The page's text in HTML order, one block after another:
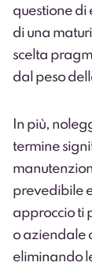
questione di
di una
scelta
dal peso
In più,
termine
prevedibile
approccio ti
o aziendale
eliminando